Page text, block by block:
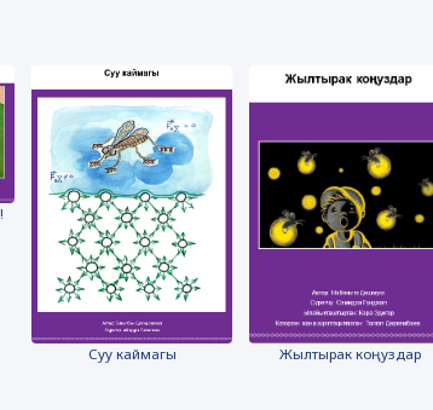
Суу каймагы Жылтырак коңуздар